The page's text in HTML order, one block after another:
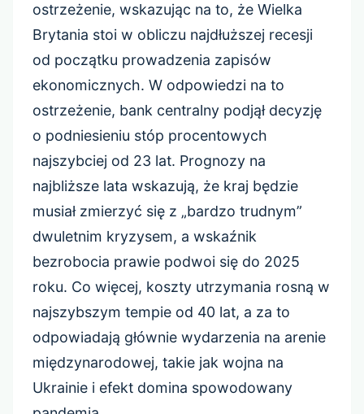
ostrzeżenie, wskazując na to, że Wielka
Brytania stoi w obliczu najdłuższej recesji
od początku prowadzenia zapisów
ekonomicznych. W odpowiedzi na to
ostrzeżenie, bank centralny podjął decyzję
o podniesieniu stóp procentowych
najszybciej od 23 lat. Prognozy na
najbliższe lata wskazują, że kraj będzie
musiał zmierzyć się z „bardzo trudnym”
dwuletnim kryzysem, a wskaźnik
bezrobocia prawie podwoi się do 2025
roku. Co więcej, koszty utrzymania rosną w
najszybszym tempie od 40 lat, a za to
odpowiadają głównie wydarzenia na arenie
międzynarodowej, takie jak wojna na
Ukrainie i efekt domina spowodowany